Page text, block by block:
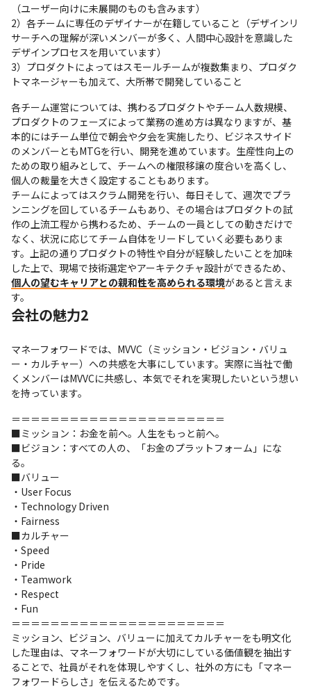
（ユーザー向けに未展開のものも含みます）
2）各チームに専任のデザイナーが在籍していること（デザインリ
サーチへの理解が深いメンバーが多く、人間中心設計を意識した
デザインプロセスを用いています）
3）プロダクトによってはスモールチームが複数集まり、プロダク
トマネージャーも加えて、大所帯で開発していること
各チーム運営については、携わるプロダクトやチーム人数規模、
プロダクトのフェーズによって業務の進め方は異なりますが、基
本的にはチーム単位で朝会や夕会を実施したり、ビジネスサイド
のメンバーともMTGを行い、開発を進めています。生産性向上の
ための取り組みとして、チームへの権限移譲の度合いを高くし、
個人の裁量を大きく設定することもあります。
チームによってはスクラム開発を行い、毎日そして、週次でプラ
ンニングを回しているチームもあり、その場合はプロダクトの試
作の上流工程から携わるため、チームの一員としての動きだけで
なく、状況に応じてチーム自体をリードしていく必要もありま
す。上記の通りプロダクトの特性や自分が経験したいことを加味
した上で、現場で技術選定やアーキテクチャ設計ができるため、
個人の望むキャリアとの親和性を高められる環境があると言えま
す。
会社の魅力2
マネーフォワードでは、MVVC（ミッション・ビジョン・バリュ
ー・カルチャー）への共感を大事にしています。実際に当社で働
くメンバーはMVVCに共感し、本気でそれを実現したいという想い
を持っています。
＝＝＝＝＝＝＝＝＝＝＝＝＝＝＝＝＝＝＝＝＝＝
■ミッション：お金を前へ。人生をもっと前へ。
■ビジョン：すべての人の、「お金のプラットフォーム」にな
る。
■バリュー
・User Focus
・Technology Driven
・Fairness
■カルチャー
・Speed
・Pride
・Teamwork
・Respect
・Fun
＝＝＝＝＝＝＝＝＝＝＝＝＝＝＝＝＝＝＝＝＝＝
ミッション、ビジョン、バリューに加えてカルチャーをも明文化
した理由は、マネーフォワードが大切にしている価値観を抽出す
ることで、社員がそれを体現しやすくし、社外の方にも「マネー
フォワードらしさ」を伝えるためです。